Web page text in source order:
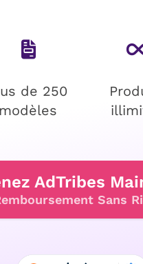
de 250
modèles
AdTribes
Sans